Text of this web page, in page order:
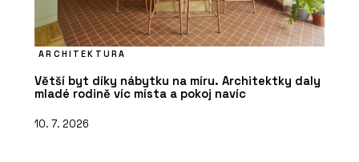
ARCHITEKTURA
Větší byt díky nábytku na míru. Architektky daly
mladé rodině víc místa a pokoj navíc
10. 7. 2026